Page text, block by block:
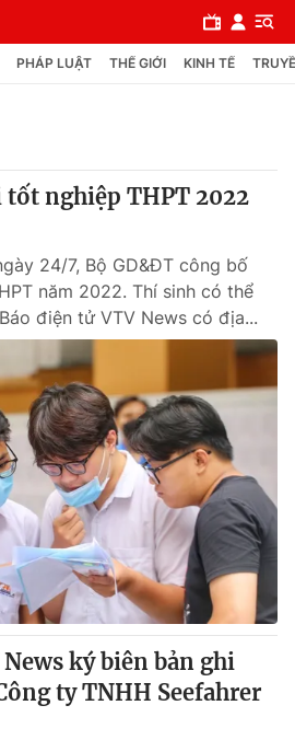
PHÁP LUẬT THẾ GIỚI KINH TẾ
nghiệp THPT 2022
24/7, Bộ GD&ĐT công bố
năm 2022. Thí sinh có thể
điện tử VTV News có địa...
ký biên bản ghi
ty TNHH Seefahrer